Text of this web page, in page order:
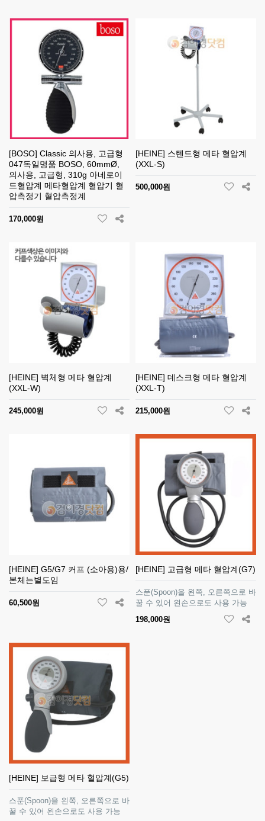
[BOSO] Classic 의사용, 고급형
047독일명품 BOSO, 60mmØ,
의사용, 고급형, 310g 아네로이
드혈압계 메타혈압계 혈압기 혈
압측정기 혈압측정계
170,000원
[HEINE] 스텐드형 메타 혈압계
(XXL-S)
500,000원
[HEINE] 벽체형 메타 혈압계
(XXL-W)
245,000원
[HEINE] 데스크형 메타 혈압계
(XXL-T)
215,000원
[HEINE] G5/G7 커프 (소아용)용/
본체는별도임
60,500원
[HEINE] 고급형 메타 혈압계(G7)
스푼(Spoon)을 왼쪽, 오른쪽으로 바
꿀 수 있어 왼손으로도 사용 가능
198,000원
[HEINE] 보급형 메타 혈압계(G5)
스푼(Spoon)을 왼쪽, 오른쪽으로 바
꿀 수 있어 왼손으로도 사용 가능